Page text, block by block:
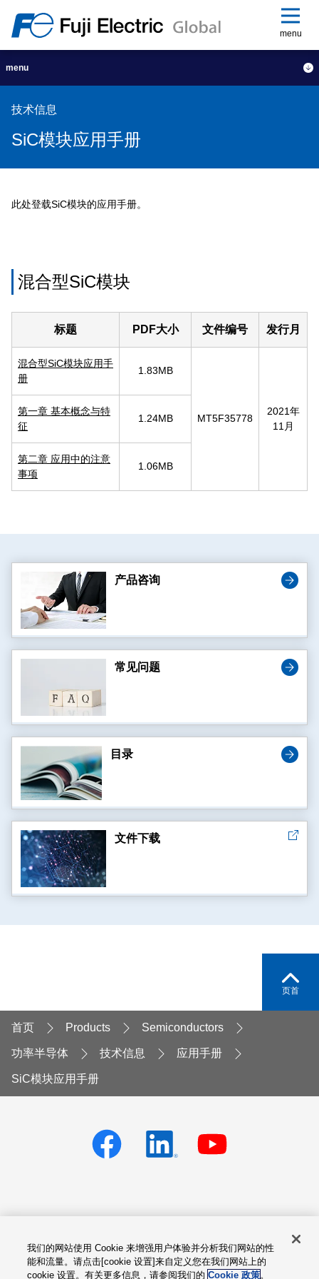
menu
menu
技术信息
SiC模块应用手册
此处登载SiC模块的应用手册。
混合型SiC模块
标题 PDF大小 文件编号 发行月
混合型SiC模块应用手
册
1.83MB
MT5F35778
2021年
11月
第一章 基本概念与特
征
1.24MB
第二章 应用中的注意
事项
1.06MB
产品咨询
常见问题
目录
文件下载
页首
首页 Products Semiconductors
功率半导体 技术信息 应用手册
SiC模块应用手册
Cookie设置 Site Map
我们的网站使用 Cookie 来增强用户体验并分析我们网站的性
能和流量。请点击[cookie 设置]来自定义您在我们网站上的
cookie 设置。有关更多信息，请参阅我们的Cookie 政策。